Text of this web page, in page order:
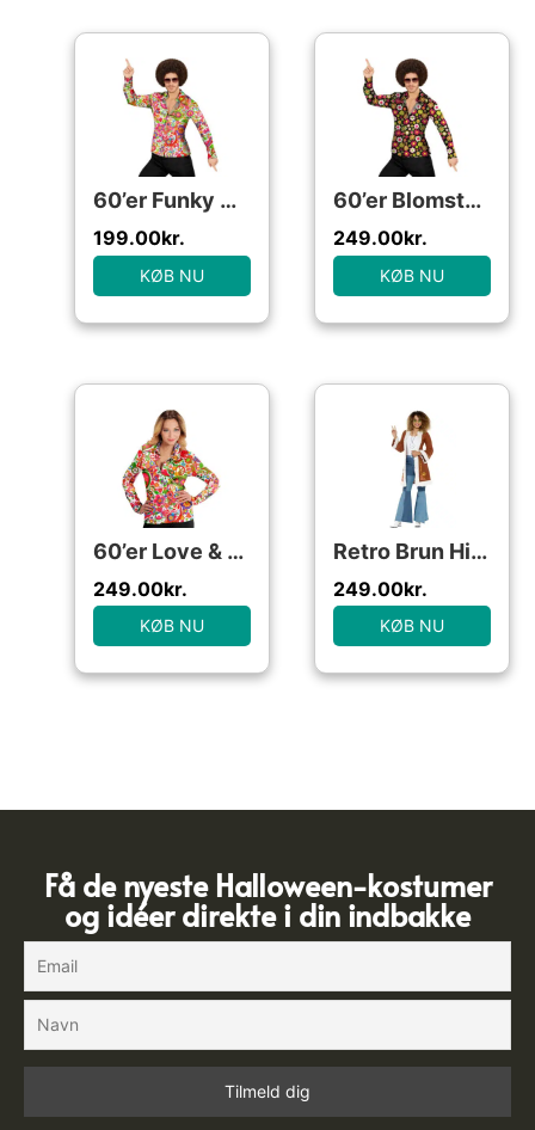
60’er Funky Hippieskjorte
199.00kr.
KØB NU
60’er Blomsterskjorte
249.00kr.
KØB NU
60’er Love & Peace Skjorte
249.00kr.
KØB NU
Retro Brun Hippie Jakke
249.00kr.
KØB NU
Få de nyeste Halloween-kostumer
og idéer direkte i din indbakke